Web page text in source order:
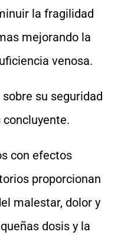
la fragilidad
mejorando la
venosa.
su seguridad
con efectos
proporcionan
malestar, dolor y
dosis y la